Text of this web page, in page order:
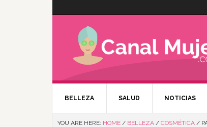
BELLEZA SALUD NOTICIAS
YOU ARE HERE: HOME / BELLEZA / COSMÉTICA /